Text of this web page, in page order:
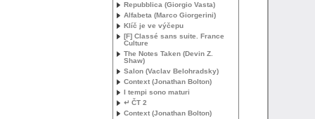
Repubblica (Giorgio Vasta)
Alfabeta (Marco Giorgerini)
Klíč je ve výčepu
[F] Classé sans suite. France
Culture
The Notes Taken (Devin Z.
Shaw)
Salon (Vaclav Belohradsky)
Context (Jonathan Bolton)
I tempi sono maturi
↵ ČT 2
Context (Jonathan Bolton)